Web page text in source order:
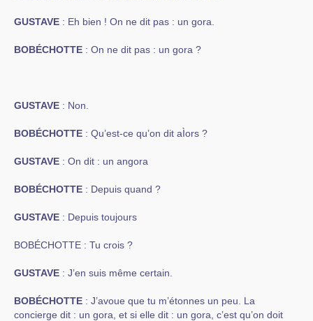
GUSTAVE : Eh bien ! On ne dit pas : un gora.
BOBÉCHOTTE : On ne dit pas : un gora ?
GUSTAVE : Non.
BOBÉCHOTTE : Qu’est-ce qu’on dit aÌors ?
GUSTAVE : On dit : un angora
BOBÉCHOTTE : Depuis quand ?
GUSTAVE : Depuis toujours
BOBÉCHOTTE : Tu crois ?
GUSTAVE : J’en suis même certain.
BOBÉCHOTTE : J’avoue que tu m’étonnes un peu. La
concierge dit : un gora, et si elle dit : un gora, c’est qu’on doit